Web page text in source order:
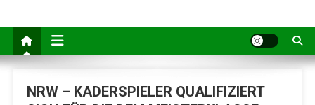
NRW – KADERSPIELER QUALIFIZIERT